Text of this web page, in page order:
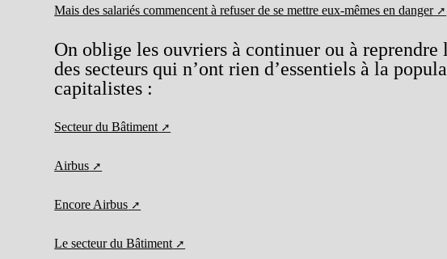
Mais des salariés commencent à refuser de se mettre eux-mêmes en danger
On oblige les ouvriers à continuer ou à
des secteurs qui n’ont rien d’essentiels à la
capitalistes :
Secteur du Bâtiment
Airbus
Encore Airbus
Le secteur du Bâtiment